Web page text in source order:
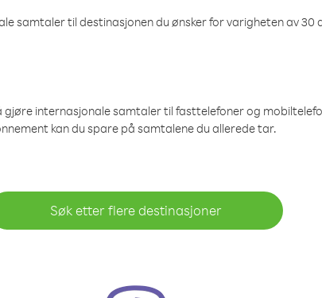
samtaler til destinasjonen du ønsker for varigheten av 30
internasjonale samtaler til fasttelefoner og
kan du spare på samtalene du allerede tar.
Søk etter flere destinasjoner